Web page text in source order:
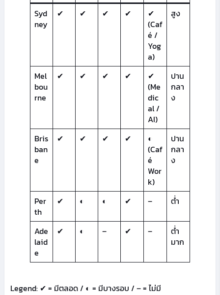
Syd
ney
✔ ✔ ✔ ✔
✔
(Caf
é /
Yog
a)
สูง
Mel
bou
rne
✔ ✔ ✔ ✔
✔
(Me
dic
al /
AI)
ปาน
กลา
ง
Bris
ban
e
✔ ✔ ✔ ✔
◐
(Caf
é
Wor
k)
ปาน
กลา
ง
Per
th
✔ ◐ ◐ ✔ – ต่ำ
Ade
laid
e
✔ ◐ – ✔ –
ต่ำ
มาก
Legend: ✔ = มีตลอด / ◐ = มีบางรอบ / – = ไม่มี